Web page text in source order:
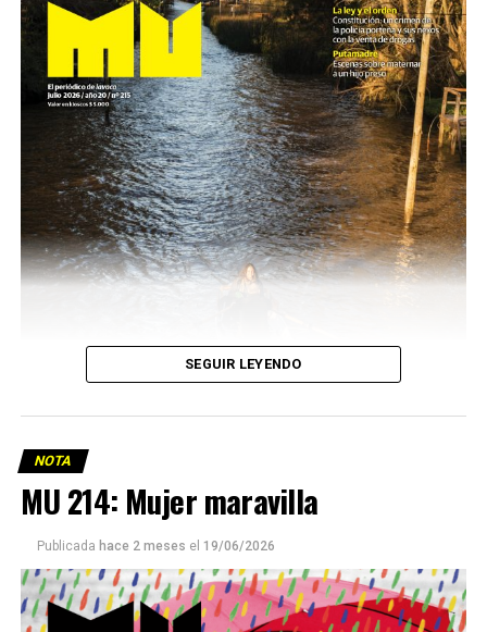
Este número 215 de MU ☝️viene con doble tapa, que
SEGUIR LEYENDO
NOTA
MU 214: Mujer maravilla
Publicada hace 2 meses el 19/06/2026